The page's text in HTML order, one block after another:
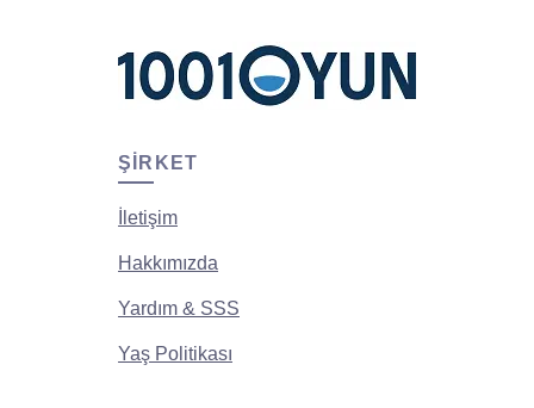
ŞIRKET
İletişim
Hakkımızda
Yardım & SSS
Yaş Politikası